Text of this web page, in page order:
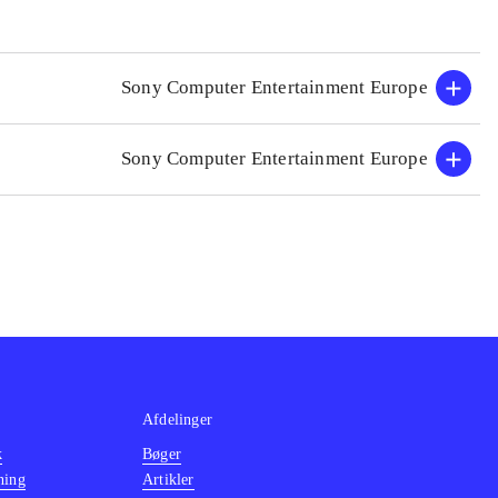
Sony Computer Entertainment Europe
Sony Computer Entertainment Europe
Afdelinger
Bøger
Artikler